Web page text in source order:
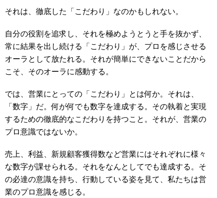
それは、徹底した「こだわり」なのかもしれない。
自分の役割を追求し、それを極めようとうと手を抜かず、
常に結果を出し続ける「こだわり」が、プロを感じさせる
オーラとして放たれる。それが簡単にできないことだから
こそ、そのオーラに感動する。
では、営業にとっての「こだわり」とは何か。それは、
「数字」だ。何が何でも数字を達成する。その執着と実現
するための徹底的なこだわりを持つこと。それが、営業の
プロ意識ではないか。
売上、利益、新規顧客獲得数など営業にはそれぞれに様々
な数字が課せられる。それをなんとしてでも達成する。そ
の必達の意識を持ち、行動している姿を見て、私たちは営
業のプロ意識を感じる。